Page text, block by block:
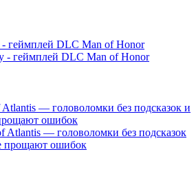
геймплей DLC Man of Honor
- геймплей DLC Man of Honor
— головоломки без подсказок и
ошибок
Atlantis — головоломки без подсказок
прощают ошибок